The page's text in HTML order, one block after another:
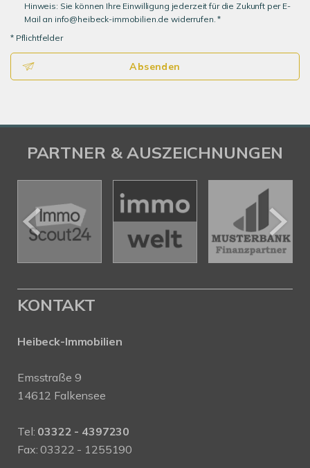
Hinweis: Sie können Ihre Einwilligung jederzeit für die Zukunft per E-
Mail an info@heibeck-immobilien.de widerrufen. *
* Pflichtfelder
Absenden
PARTNER & AUSZEICHNUNGEN
KONTAKT
Heibeck-Immobilien
Emsstraße 9
14612 Falkensee
Tel: 03322 - 4397230
Fax: 03322 - 1255190